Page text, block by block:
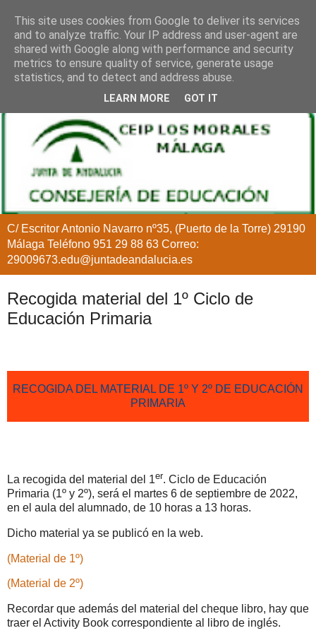
C/ Escritor Antonio Navarro nº35, (Puerto de la Torre) 29190
Málaga Teléfono 951 29 88 63 Correo:
29009673.edu@juntadeandalucia.es
Recogida material del 1º Ciclo de
Educación Primaria
RECOGIDA DEL MATERIAL DE 1º Y 2º DE EDUCACIÓN
PRIMARIA
La recogida del material del 1er. Ciclo de Educación
Primaria (1º y 2º), será el martes 6 de septiembre de 2022,
en el aula del alumnado, de 10 horas a 13 horas.
Dicho material ya se publicó en la web.
(Material de 1º)
(Material de 2º)
Recordar que además del material del cheque libro, hay que
traer el Activity Book correspondiente al libro de inglés.
This site uses cookies from Google to deliver its services
and to analyze traffic. Your IP address and user-agent are
shared with Google along with performance and security
metrics to ensure quality of service, generate usage
statistics, and to detect and address abuse.
LEARN MORE GOT IT